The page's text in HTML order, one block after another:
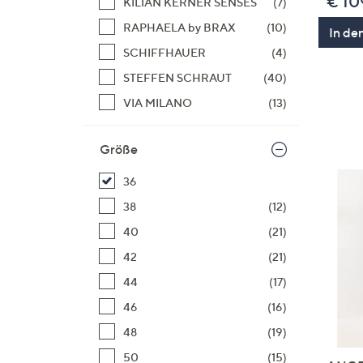
RAPHAELA by BRAX
(10)
SCHIFFHAUER
(4)
STEFFEN SCHRAUT
(40)
VIA MILANO
(13)
Größe
36
38
(12)
40
(21)
42
(21)
44
(17)
46
(16)
48
(19)
50
(15)
In